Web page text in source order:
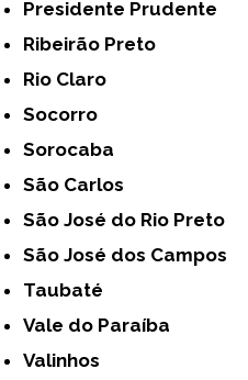
Presidente Prudente
Ribeirão Preto
Rio Claro
Socorro
Sorocaba
São Carlos
São José do Rio Preto
São José dos Campos
Taubaté
Vale do Paraíba
Valinhos